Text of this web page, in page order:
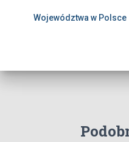
Województwa w Polsce